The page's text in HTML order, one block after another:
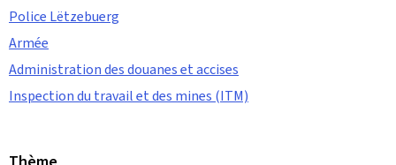
Police Lëtzebuerg
Armée
Administration des douanes et accises
Inspection du travail et des mines (ITM)